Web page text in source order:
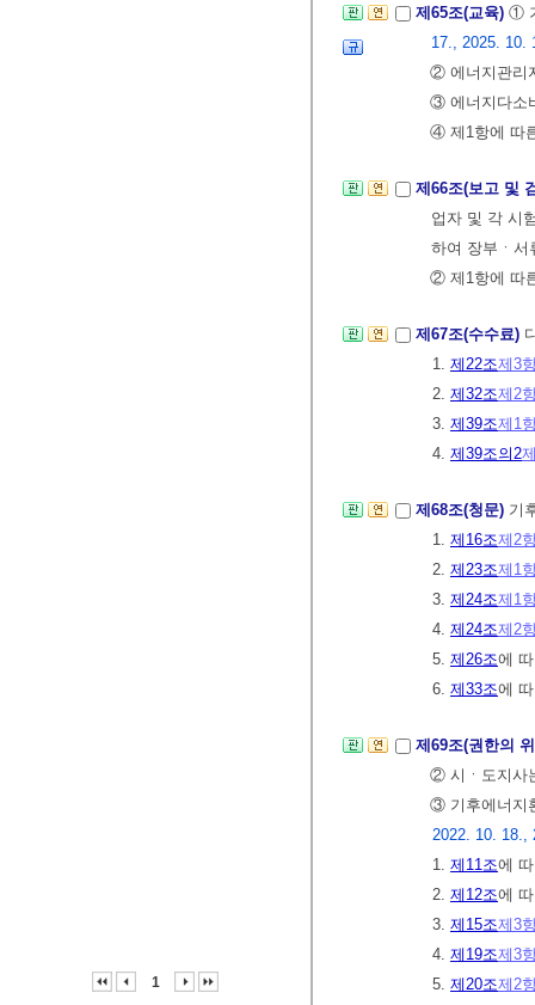
1
제65조(교육) ①
17., 2025. 10.
② 에너지관리
③ 에너지다소
④ 제1항에 따
제66조(보고 및
업자 및 각 시
하여 장부ㆍ
② 제1항에 따
제67조(수수료)
1. 제22조제3
2. 제32조제2
3. 제39조제1
4. 제39조의2
제68조(청문) 기
1. 제16조제2
2. 제23조제1
3. 제24조제1
4. 제24조제2
5. 제26조에
6. 제33조에
제69조(권한의
② 시ㆍ도지사
③ 기후에너지
2022. 10. 18.,
1. 제11조에
2. 제12조에
3. 제15조제3
4. 제19조제3
5. 제20조제2